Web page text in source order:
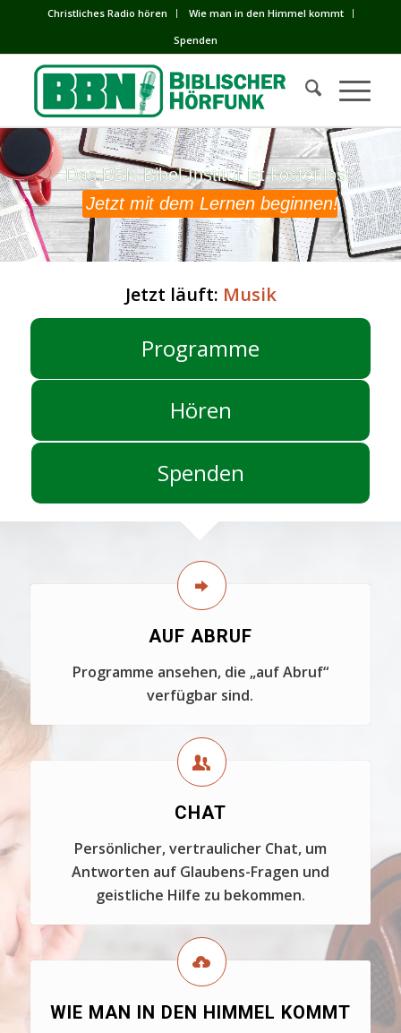
Сhristliches Radio hören
Wie man in den Himmel kommt
Spenden
Das BBN Bibel-Institut ist kostenlos!
Das BBN Bibel-Institut ist kostenlos!
Jetzt mit dem Lernen beginnen!
Jetzt läuft: Musik
Programme
Hören
Spenden
AUF ABRUF
Programme ansehen, die „auf Abruf“
verfügbar sind.
CHAT
Persönlicher, vertraulicher Chat, um
Antworten auf Glaubens-Fragen und
geistliche Hilfe zu bekommen.
WIE MAN IN DEN HIMMEL KOMMT